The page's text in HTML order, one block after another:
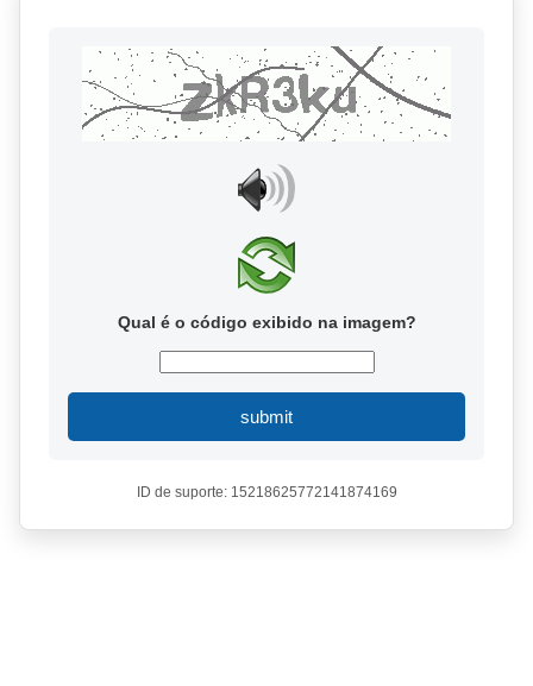
Qual é o código exibido na imagem?
submit
ID de suporte: 15218625772141874169